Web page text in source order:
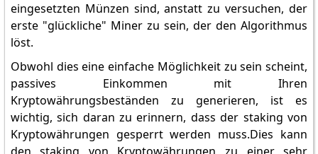
eingesetzten Münzen sind, anstatt zu versuchen, der
erste "glückliche" Miner zu sein, der den Algorithmus
löst.
Obwohl dies eine einfache Möglichkeit zu sein scheint,
passives Einkommen mit Ihren
Kryptowährungsbeständen zu generieren, ist es
wichtig, sich daran zu erinnern, dass der staking von
Kryptowährungen gesperrt werden muss.Dies kann